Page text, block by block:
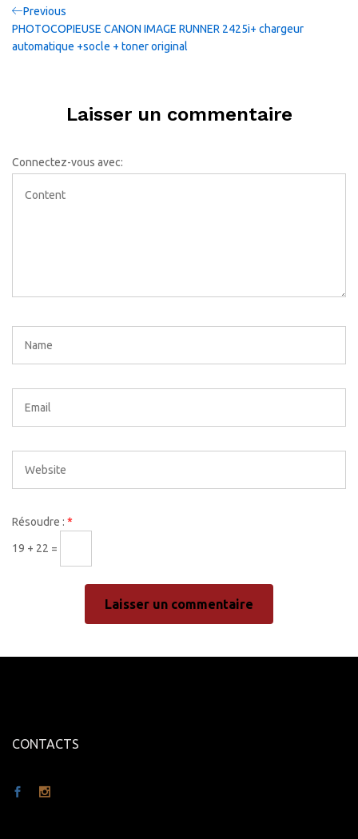
Navigation
de
Previous
Post
Previous
PHOTOCOPIEUSE CANON IMAGE RUNNER 2425i+ chargeur
automatique +socle + toner original
Laisser un commentaire
Connectez-vous avec:
Résoudre : *
19 + 22 =
CONTACTS